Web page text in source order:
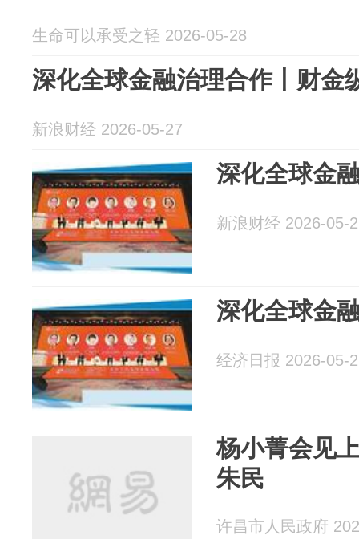
生命可以承受之轻 2026-05-28
深化全球金融治理合作丨财金
新浪财经 2026-05-27
深化全球金
新浪财经 2026-05-
深化全球金
经济日报 2026-05-
杨小菁会见
朱民
许昌市人民政府